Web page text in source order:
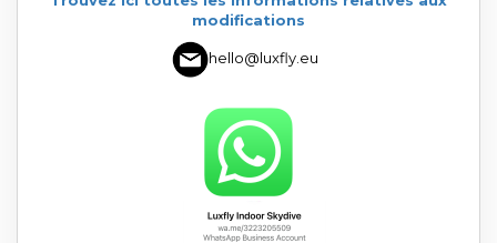
modifications
hello@luxfly.eu